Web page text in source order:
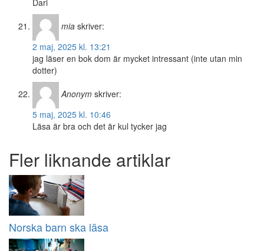
Dari
mia skriver:
2 maj, 2025 kl. 13:21
jag läser en bok dom är mycket intressant (inte utan min
dotter)
Anonym skriver:
5 maj, 2025 kl. 10:46
Läsa är bra och det är kul tycker jag
Fler liknande artiklar
Norska barn ska läsa